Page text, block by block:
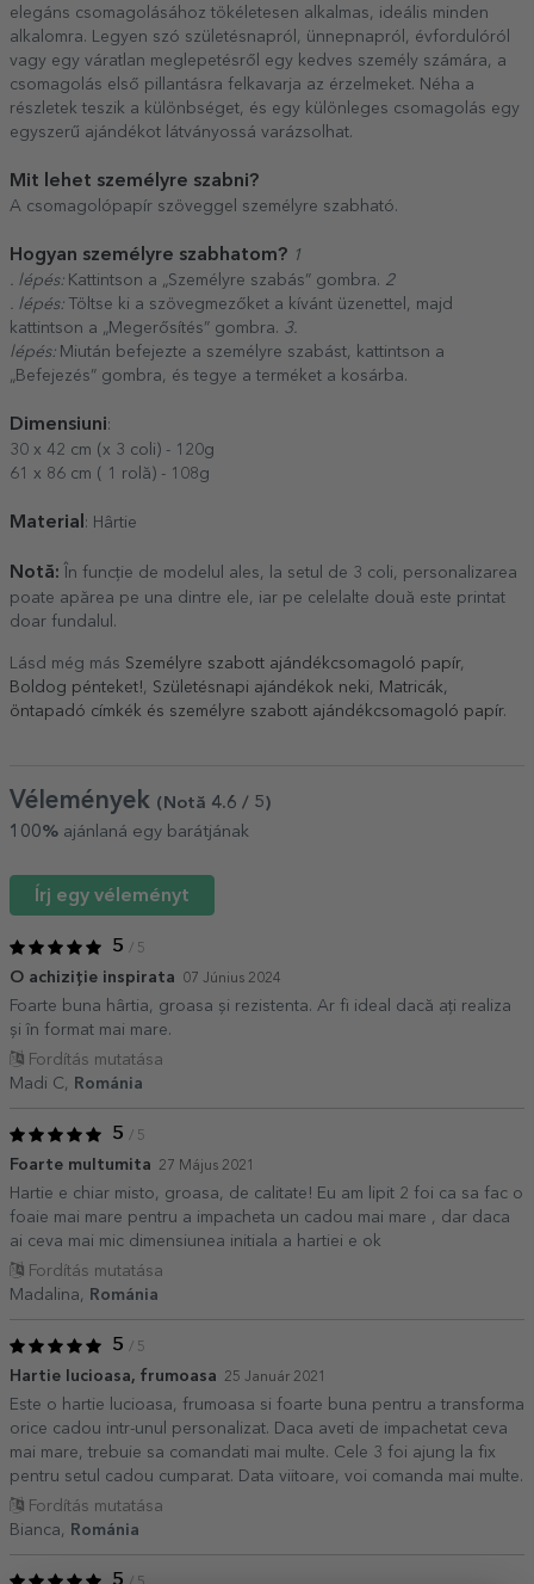
elegáns csomagolásához tökéletesen alkalmas, ideális minden
alkalomra. Legyen szó születésnapról, ünnepnapról, évfordulóról
vagy egy váratlan meglepetésről egy kedves személy számára, a
csomagolás első pillantásra felkavarja az érzelmeket. Néha a
részletek teszik a különbséget, és egy különleges csomagolás egy
egyszerű ajándékot látványossá varázsolhat.
Mit lehet személyre szabni?
A csomagolópapír szöveggel személyre szabható.
Hogyan személyre szabhatom? 1
. lépés: Kattintson a „Személyre szabás” gombra. 2
. lépés: Töltse ki a szövegmezőket a kívánt üzenettel, majd
kattintson a „Megerősítés” gombra. 3.
lépés: Miután befejezte a személyre szabást, kattintson a
„Befejezés” gombra, és tegye a terméket a kosárba.
Dimensiuni:
30 x 42 cm (x 3 coli) - 120g
61 x 86 cm ( 1 rolă) - 108g
Material : Hârtie
Notă:
În funcție de modelul ales, la setul de 3 coli, personalizarea
poate apărea pe una dintre ele, iar pe celelalte două este printat
doar fundalul.
Lásd még más Személyre szabott ajándékcsomagoló papír,
Boldog pénteket!
Születésnapi ajándékok neki
Matricák,
öntapadó címkék és személyre szabott ajándékcsomagoló papír.
Vélemények (Notă 4.6 / 5)
100% ajánlaná egy barátjának
Írj egy véleményt
5 / 5
O achiziție inspirata 07 Június 2024
Foarte buna hârtia, groasa și rezistenta. Ar fi ideal dacă ați realiza
și în format mai mare.
Fordítás mutatása
Madi C,
Románia
5 / 5
Foarte multumita 27 Május 2021
Hartie e chiar misto, groasa, de calitate! Eu am lipit 2 foi ca sa fac o
foaie mai mare pentru a impacheta un cadou mai mare , dar daca
ai ceva mai mic dimensiunea initiala a hartiei e ok
Fordítás mutatása
Madalina,
Románia
5 / 5
Hartie lucioasa, frumoasa 25 Január 2021
Este o hartie lucioasa, frumoasa si foarte buna pentru a transforma
orice cadou intr-unul personalizat. Daca aveti de impachetat ceva
mai mare, trebuie sa comandati mai multe. Cele 3 foi ajung la fix
pentru setul cadou cumparat. Data viitoare, voi comanda mai multe.
Fordítás mutatása
Bianca,
Románia